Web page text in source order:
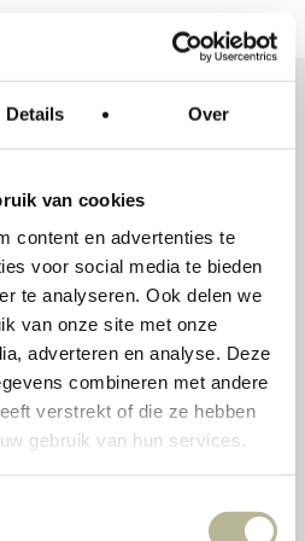
Details Over
van cookies
content en advertenties te
voor social media te bieden
te analyseren. Ook delen we
van onze site met onze
adverteren en analyse. Deze
combineren met andere
verstrekt of die ze hebben
gebruik van hun services.
hecht familiebedrijf vol
onder één dak, van
tot uitvoering. Wij
tot eind bij de
Wij werken met
en hebben nauw
en
de lijntjes kort en
het creëren van